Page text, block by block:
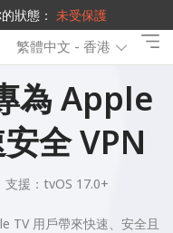
狀態： 未受保護
繁體中文 - 香港
為 Apple
全 VPN
支援： tvOS 17.0+
TV 用戶帶來快速、安全且